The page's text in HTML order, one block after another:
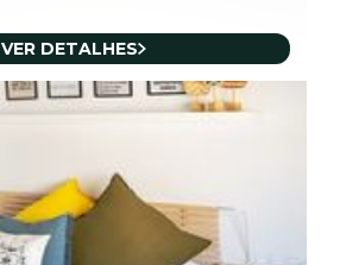
VER DETALHES